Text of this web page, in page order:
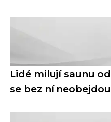
Lidé milují saunu
se bez ní neobejdou